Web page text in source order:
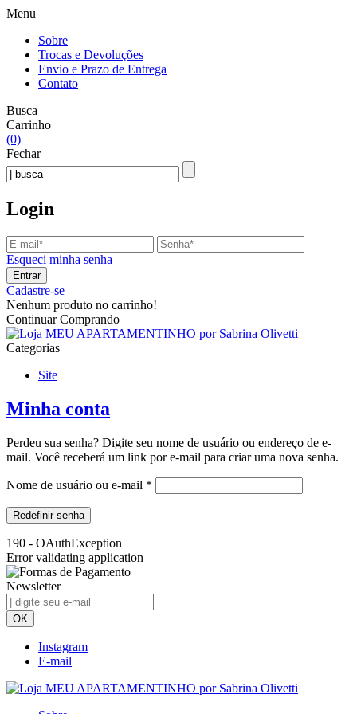
Menu
Sobre
Trocas e Devoluções
Envio e Prazo de Entrega
Contato
Busca
Carrinho
(0)
Fechar
Login
Esqueci minha senha
Entrar
Cadastre-se
Nenhum produto no carrinho!
Continuar Comprando
Categorias
Site
Minha conta
Perdeu sua senha? Digite seu nome de usuário ou endereço de e-
mail. Você receberá um link por e-mail para criar uma nova senha.
Nome de usuário ou e-mail *
Redefinir senha
190 - OAuthException
Error validating application
Newsletter
Instagram
E-mail